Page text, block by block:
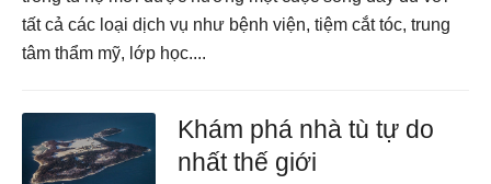
tất cả các loại dịch vụ như bệnh viện, tiệm cắt tóc, trung
tâm thẩm mỹ, lớp học....
Khám phá nhà tù tự do
nhất thế giới